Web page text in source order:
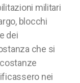
militari
blocchi
dei
che si
nei